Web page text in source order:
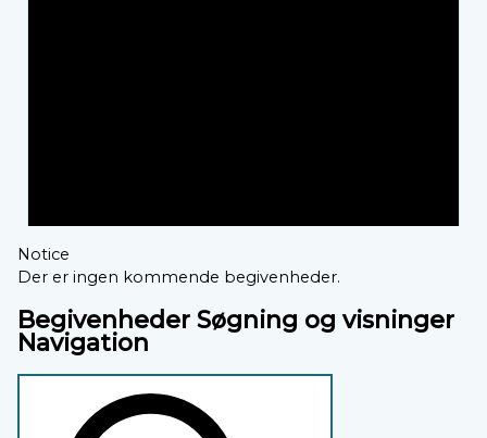
Notice
Der er ingen kommende begivenheder.
Begivenheder Søgning og visninger
Navigation